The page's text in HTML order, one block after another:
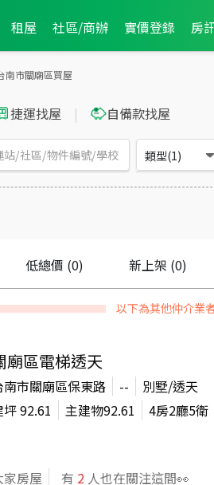
租屋 社區/商辦 實價登錄 房
南市關廟區買屋
捷運找屋 | 自備款找屋
類型(1)
低總價 (0) 新上架 (0)
以下為其他仲介業
廟區電梯透天
南市關廟區保東路 --
別墅/透天
坪92.61 主建物92.61 4房2廳5衛
家房屋 有 2 人也在關注這間👀